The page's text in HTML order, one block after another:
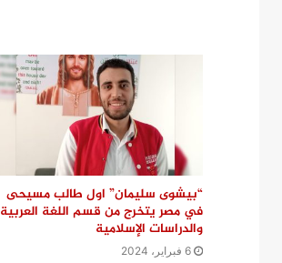
“بيشوى سليمان” اول طالب مسيحى
في مصر يتخرج من قسم اللغة العربية
والدراسات الإسلامية
6 فبراير، 2024